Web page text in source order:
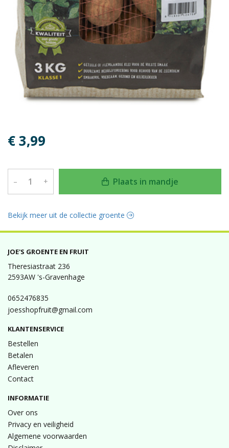
€ 3,99
– + Plaats in mandje
Bekijk meer uit de collectie groente
JOE'S GROENTE EN FRUIT
Theresiastraat 236
2593AW 's-Gravenhage
0652476835
joesshopfruit@gmail.com
KLANTENSERVICE
Bestellen
Betalen
Afleveren
Contact
INFORMATIE
Over ons
Privacy en veiligheid
Algemene voorwaarden